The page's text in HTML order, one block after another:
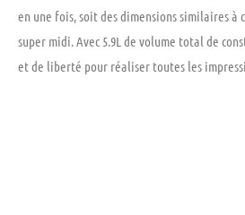
en une fois, soit des dimensions similaires à
super midi. Avec 5.9L de volume total de
et de liberté pour réaliser toutes les